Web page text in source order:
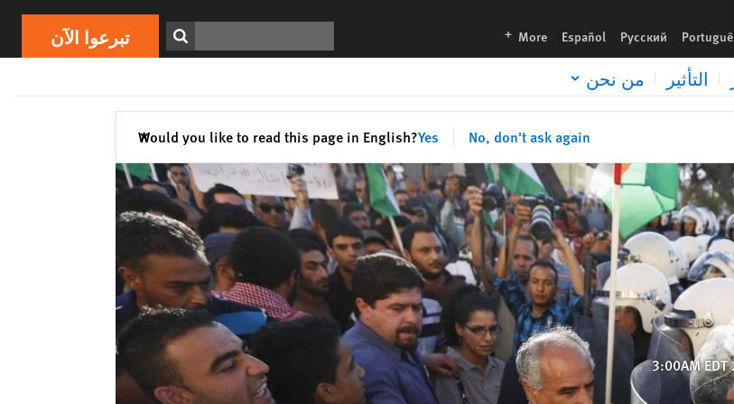
Русский
Español
More
languages تبرعوا الآن
التأثير من نحن
Would you like to read this page in English?Yes No, don't ask again
✕إغلاق
Print تبرعوا الآن